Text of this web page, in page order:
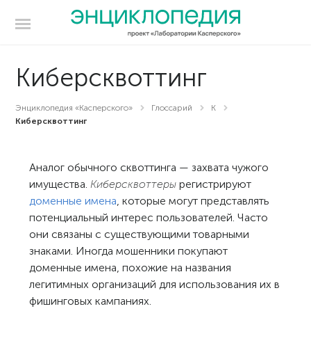
Киберсквоттинг
Энциклопедия «Касперского» Глоссарий
К
Киберсквоттинг
Аналог обычного сквоттинга — захвата чужого
имущества.Киберсквоттеры регистрируют
доменные имена, которые могут представлять
потенциальный интерес пользователей. Часто
они связаны с существующими товарными
знаками. Иногда мошенники покупают
доменные имена, похожие на названия
легитимных организаций для использования их в
фишинговых кампаниях.